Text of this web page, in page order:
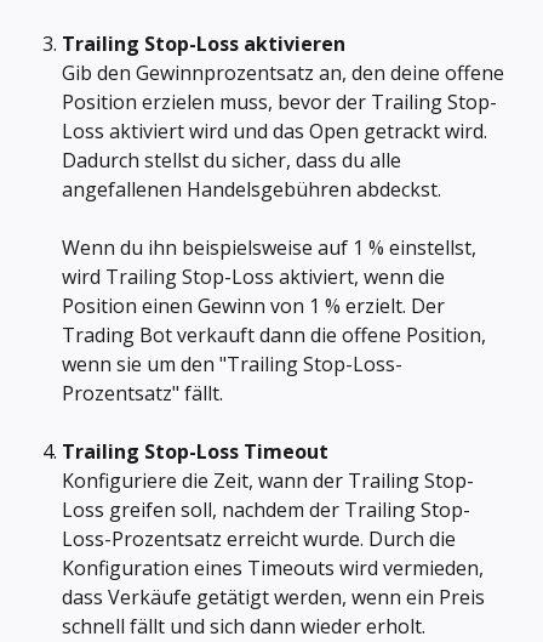
Trailing Stop-Loss aktivieren
Gib den Gewinnprozentsatz an, den deine offene
Position erzielen muss, bevor der Trailing Stop-
Loss aktiviert wird und das Open getrackt wird.
Dadurch stellst du sicher, dass du alle
angefallenen Handelsgebühren abdeckst.
Wenn du ihn beispielsweise auf 1 % einstellst,
wird Trailing Stop-Loss aktiviert, wenn die
Position einen Gewinn von 1 % erzielt. Der
Trading Bot verkauft dann die offene Position,
wenn sie um den "Trailing Stop-Loss-
Prozentsatz" fällt.
Trailing Stop-Loss Timeout
Konfiguriere die Zeit, wann der Trailing Stop-
Loss greifen soll, nachdem der Trailing Stop-
Loss-Prozentsatz erreicht wurde. Durch die
Konfiguration eines Timeouts wird vermieden,
dass Verkäufe getätigt werden, wenn ein Preis
schnell fällt und sich dann wieder erholt.